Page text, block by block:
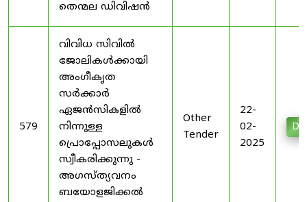
തെന്മല ഡിവിഷൻ
579
വിവിധ സിവിൽ
ജോലികൾക്കായി
അംഗീകൃത
സർക്കാർ
ഏജൻസികളിൽ
നിന്നുള്ള
പ്രൊപ്പോസലുകൾ
സ്വീകരിക്കുന്നു -
അഗസ്ത്യവനം
ബയോളജിക്കൽ
Other
Tender
22-
02-
2025